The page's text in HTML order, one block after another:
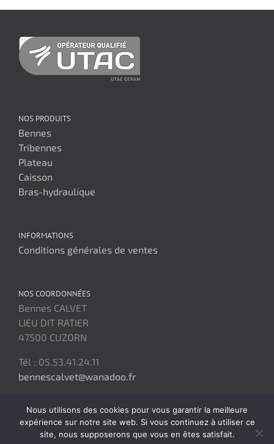
NOS PRODUITS
Bennes
Tribennes
Plateau
Caisson
Bras-hydraulique
INFORMATIONS
Conditions générales de ventes
NOS COORDONNÉES
Bennes CALVET
LIEU DIT RATIER
47500 CUZORN
Tél : 05.53.41.24.11
bennescalvet@wanadoo.fr
Nous utilisons des cookies pour vous garantir la meilleure
expérience sur notre site web. Si vous continuez à utiliser ce
site, nous supposerons que vous en êtes satisfait.